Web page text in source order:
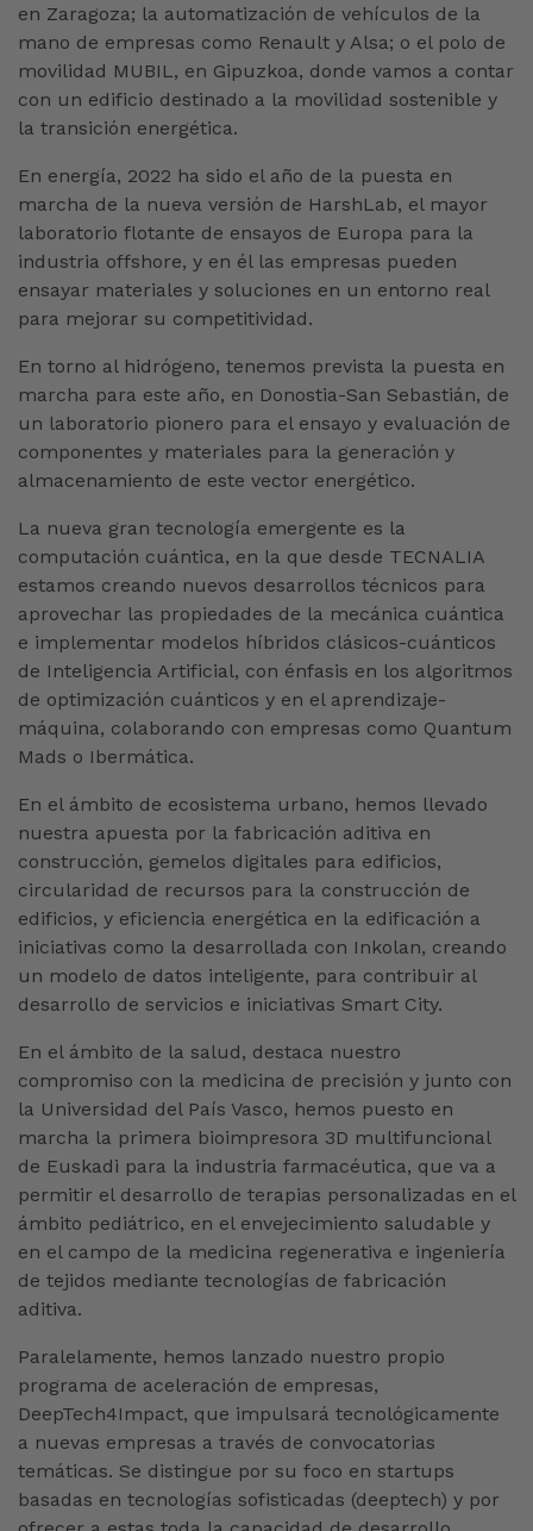
en Zaragoza; la automatización de vehículos de la
mano de empresas como Renault y Alsa; o el polo de
movilidad MUBIL, en Gipuzkoa, donde vamos a contar
con un edificio destinado a la movilidad sostenible y
la transición energética.
En energía, 2022 ha sido el año de la puesta en
marcha de la nueva versión de HarshLab, el mayor
laboratorio flotante de ensayos de Europa para la
industria offshore, y en él las empresas pueden
ensayar materiales y soluciones en un entorno real
para mejorar su competitividad.
En torno al hidrógeno, tenemos prevista la puesta en
marcha para este año, en Donostia-San Sebastián, de
un laboratorio pionero para el ensayo y evaluación de
componentes y materiales para la generación y
almacenamiento de este vector energético.
La nueva gran tecnología emergente es la
computación cuántica, en la que desde TECNALIA
estamos creando nuevos desarrollos técnicos para
aprovechar las propiedades de la mecánica cuántica
e implementar modelos híbridos clásicos-cuánticos
de Inteligencia Artificial, con énfasis en los algoritmos
de optimización cuánticos y en el aprendizaje-
máquina, colaborando con empresas como Quantum
Mads o Ibermática.
En el ámbito de ecosistema urbano, hemos llevado
nuestra apuesta por la fabricación aditiva en
construcción, gemelos digitales para edificios,
circularidad de recursos para la construcción de
edificios, y eficiencia energética en la edificación a
iniciativas como la desarrollada con Inkolan, creando
un modelo de datos inteligente, para contribuir al
desarrollo de servicios e iniciativas Smart City.
En el ámbito de la salud, destaca nuestro
compromiso con la medicina de precisión y junto con
la Universidad del País Vasco, hemos puesto en
marcha la primera bioimpresora 3D multifuncional
de Euskadi para la industria farmacéutica, que va a
permitir el desarrollo de terapias personalizadas en el
ámbito pediátrico, en el envejecimiento saludable y
en el campo de la medicina regenerativa e ingeniería
de tejidos mediante tecnologías de fabricación
aditiva.
Paralelamente, hemos lanzado nuestro propio
programa de aceleración de empresas,
DeepTech4Impact, que impulsará tecnológicamente
a nuevas empresas a través de convocatorias
temáticas. Se distingue por su foco en startups
basadas en tecnologías sofisticadas (deeptech) y por